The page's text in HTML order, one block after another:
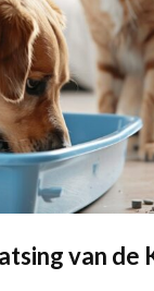
van de